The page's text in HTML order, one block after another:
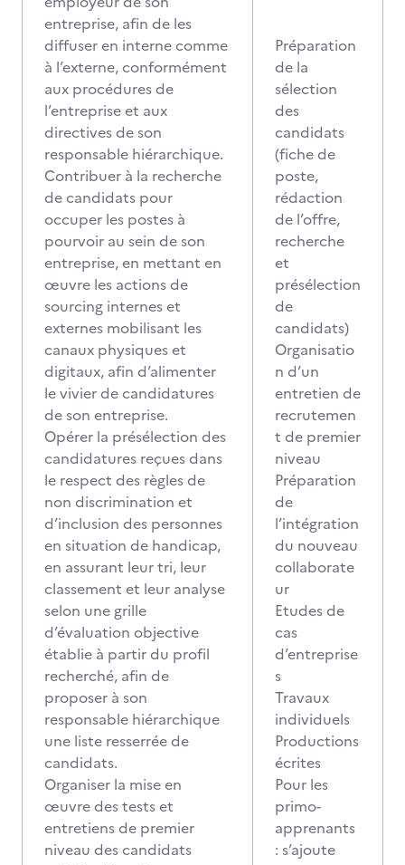
entreprise, afin de les
diffuser en interne comme
à l’externe, conformément
aux procédures de
l’entreprise et aux
directives de son
responsable hiérarchique.
Contribuer à la recherche
de candidats pour
occuper les postes à
pourvoir au sein de son
entreprise, en mettant en
œuvre les actions de
sourcing internes et
externes mobilisant les
canaux physiques et
digitaux, afin d’alimenter
le vivier de candidatures
de son entreprise.
Opérer la présélection des
candidatures reçues dans
le respect des règles de
non discrimination et
d’inclusion des personnes
en situation de handicap,
en assurant leur tri, leur
classement et leur analyse
selon une grille
d’évaluation objective
établie à partir du profil
recherché, afin de
proposer à son
responsable hiérarchique
une liste resserrée de
candidats.
Organiser la mise en
œuvre des tests et
entretiens de premier
niveau des candidats
Préparation
de la
sélection
des
candidats
(fiche de
poste,
rédaction
de l’offre,
recherche
et
présélection
de
candidats)
Organisatio
n d’un
entretien de
recrutemen
t de premier
niveau
Préparation
de
l’intégration
du nouveau
collaborate
ur
Etudes de
cas
d’entreprise
s
Travaux
individuels
Productions
écrites
Pour les
primo-
apprenants
: s’ajoute